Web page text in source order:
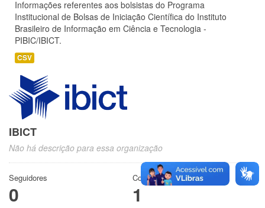
Informações referentes aos bolsistas do Programa
Institucional de Bolsas de Iniciação Científica do Instituto
Brasileiro de Informação em Ciência e Tecnologia -
PIBIC/IBICT.
CSV
IBICT
Não há descrição para essa organização
Seguidores
0
Conjuntos de dados
1